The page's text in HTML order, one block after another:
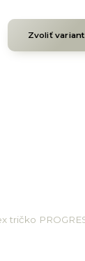
Zvoliť variant